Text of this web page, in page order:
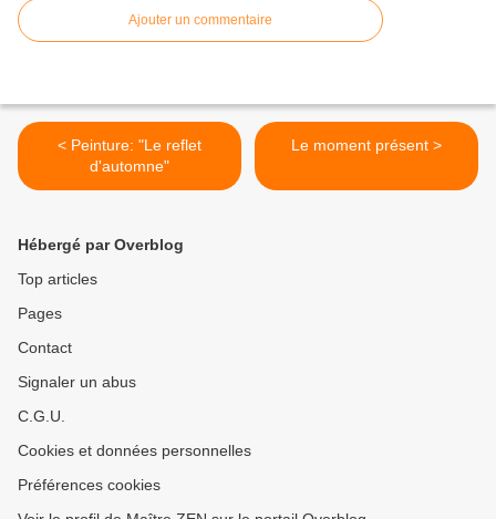
Ajouter un commentaire
< Peinture: "Le reflet
d'automne"
Le moment présent >
Hébergé par Overblog
Top articles
Pages
Contact
Signaler un abus
C.G.U.
Cookies et données personnelles
Préférences cookies